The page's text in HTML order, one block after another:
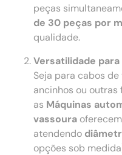
peças
de 30 peças por
qualidade.
Versatilidade
Seja para cabos de
ancinhos ou outras
as Máquinas
vassoura
atendendo
opções sob